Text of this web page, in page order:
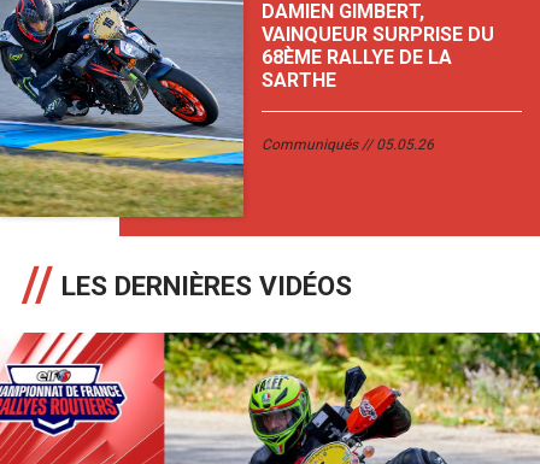
DAMIEN GIMBERT,
VAINQUEUR SURPRISE DU
68ÈME RALLYE DE LA
SARTHE
Communiqués 05.05.26
LES DERNIÈRES VIDÉOS